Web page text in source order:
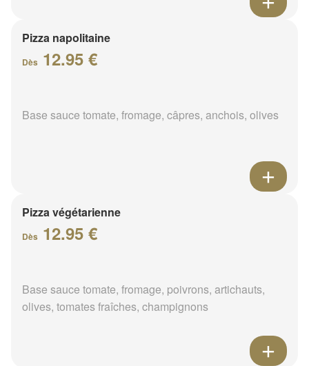
Pizza napolitaine
Dès 12.95 €
Base sauce tomate, fromage, câpres, anchois, olives
Pizza végétarienne
Dès 12.95 €
Base sauce tomate, fromage, poivrons, artichauts,
olives, tomates fraîches, champignons